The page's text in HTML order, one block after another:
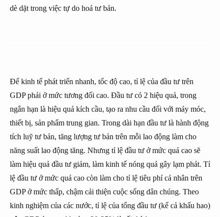
dè dặt trong việc tự do hoá tư bản.
Để kinh tế phát triển nhanh, tốc độ cao, tỉ lệ của đầu tư trên
GDP phải ở mức tương đối cao. Đầu tư có 2 hiệu quả, trong
ngắn hạn là hiệu quả kích cầu, tạo ra nhu cầu đối với máy móc,
thiết bị, sản phẩm trung gian. Trong dài hạn đầu tư là hành động
tích luỹ tư bản, tăng lượng tư bản trên mỗi lao động làm cho
năng suất lao động tăng. Nhưng tỉ lệ đầu tư ở mức quá cao sẽ
làm hiệu quả đầu tư giảm, làm kinh tế nóng quá gây lạm phát. Tỉ
lệ đầu tư ở mức quá cao còn làm cho tỉ lệ tiêu phí cá nhân trên
GDP ở mức thấp, chậm cải thiện cuộc sống dân chúng. Theo
kinh nghiệm của các nước, tỉ lệ của tổng đầu tư (kể cả khấu hao)